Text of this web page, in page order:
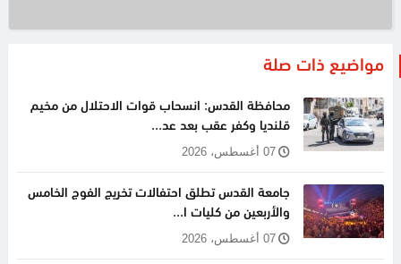
مواضيع ذات صلة
محافظة القدس: انسحاب قوات الاحتلال من مخيم
قلنديا وكفر عقب بعد عد...
07 أغسطس، 2026
جامعة القدس تطلق احتفالات تخريج الفوج الخامس
والأربعين من كليات ا...
07 أغسطس، 2026